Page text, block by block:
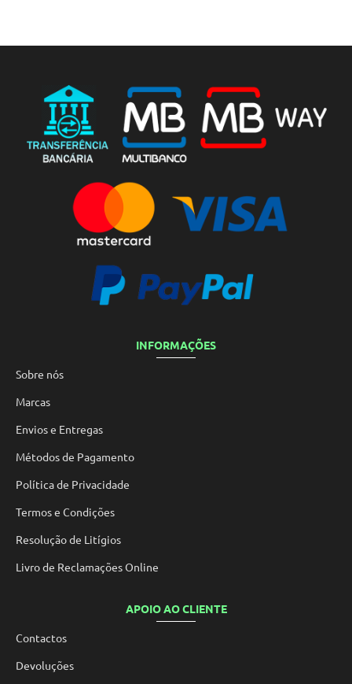
INFORMAÇÕES
Sobre nós
Marcas
Envios e Entregas
Métodos de Pagamento
Política de Privacidade
Termos e Condições
Resolução de Litígios
Livro de Reclamações Online
APOIO AO CLIENTE
Contactos
Devoluções